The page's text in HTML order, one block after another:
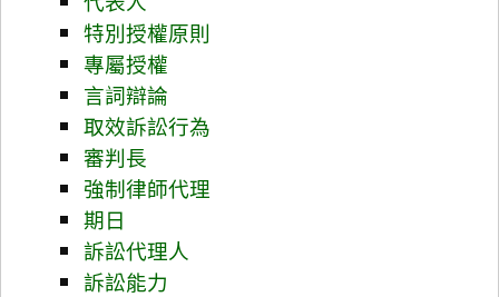
特別授權原則
專屬授權
言詞辯論
取效訴訟行為
審判長
強制律師代理
期日
訴訟代理人
訴訟能力